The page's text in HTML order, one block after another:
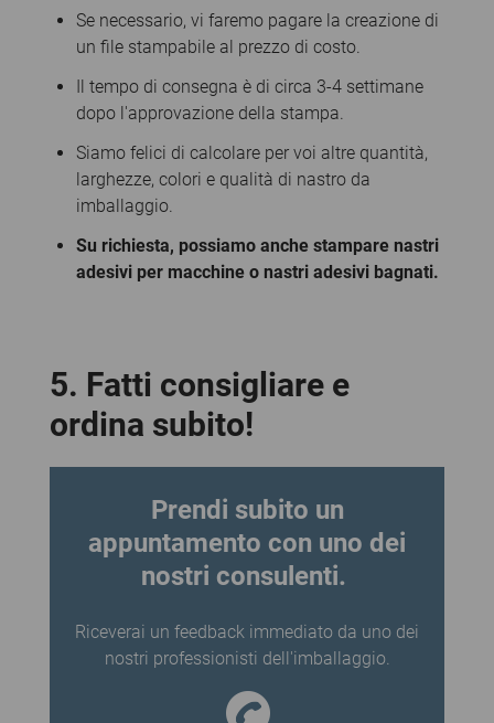
Se necessario, vi faremo pagare la creazione di
un file stampabile al prezzo di costo.
Il tempo di consegna è di circa 3-4 settimane
dopo l'approvazione della stampa.
Siamo felici di calcolare per voi altre quantità,
larghezze, colori e qualità di nastro da
imballaggio.
Su richiesta, possiamo anche stampare nastri
adesivi per macchine o nastri adesivi bagnati.
5. Fatti consigliare e
ordina subito!
Prendi subito un
appuntamento con uno dei
nostri consulenti.
Riceverai un feedback immediato da uno dei
nostri professionisti dell'imballaggio.